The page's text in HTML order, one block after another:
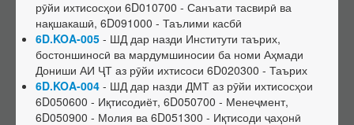
Унвонҳои илмӣ
Тартиби додани дараҷа ва унвонҳои илмӣ
Феҳристи ҳуҷҷатҳои унвони илмӣ
Фармоишҳо оид ба додани унвони илмӣ
Рӯйхати ихтисосҳои унвонҳои илмӣ
рӯйи ихтисосҳои 6D010700 - Санъати тасвирӣ ва
нақшакашӣ, 6D091000 - Таълими касбӣ
6D.KOA-005 - ШД дар назди Институти таърих,
бостоншиносӣ ва мардумшиносии ба номи Аҳмади
Дониши АИ ҶТ аз рӯйи ихтисоси 6D020300 - Таърих
6D.KOA-004 - ШД дар назди ДМТ аз рӯйи ихтисосҳои
6D050600 - Иқтисодиёт, 6D050700 - Менеҷмент,
6D050900 - Молия ва 6D051300 - Иқтисоди ҷаҳонӣ